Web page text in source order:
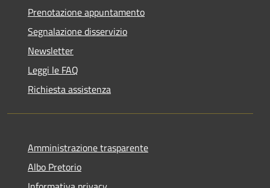
Prenotazione appuntamento
Segnalazione disservizio
Newsletter
Leggi le FAQ
Richiesta assistenza
Amministrazione trasparente
Albo Pretorio